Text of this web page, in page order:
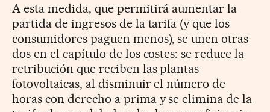
A esta medida, que permitirá aumentar la
partida de ingresos de la tarifa (y que los
consumidores paguen menos), se unen otras
dos en el capítulo de los costes: se reduce la
retribución que reciben las plantas
fotovoltaicas, al disminuir el número de
horas con derecho a prima y se elimina de la